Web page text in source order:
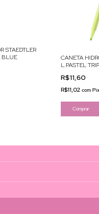
STAEDTLER
BLUE
CANETA
L.PASTEL
R$11,60
R$11,02 com Pix